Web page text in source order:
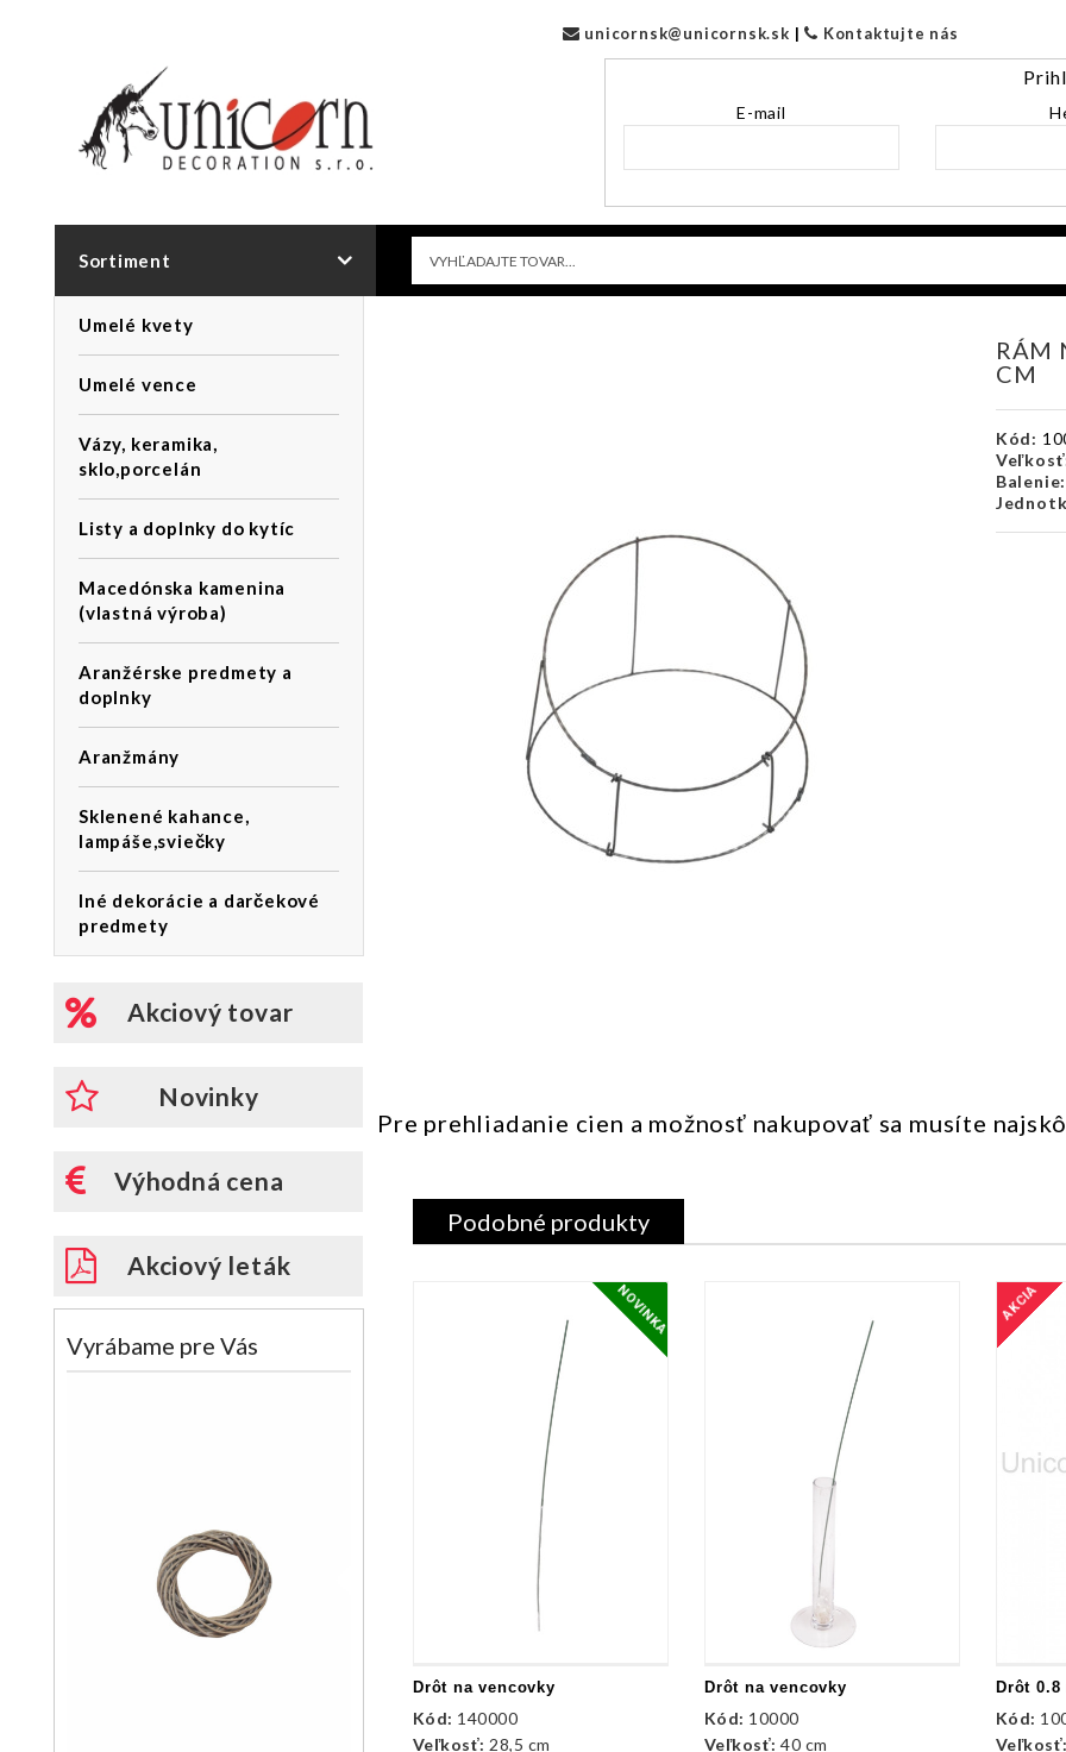
unicornsk@unicornsk.sk | Kontaktujte nás
E-mail
Sortiment
Umelé kvety
Umelé vence
Vázy, keramika,
sklo,porcelán
Listy a doplnky do kytíc
Macedónska kamenina
(vlastná výroba)
Aranžérske predmety a
doplnky
Aranžmány
Sklenené kahance,
lampáše,sviečky
Iné dekorácie a darčekové
predmety
Akciový tovar
Novinky
Výhodná cena
Akciový leták
Vyrábame pre Vás
RÁM
CM
Kód:
Balenie:
Pre prehliadanie cien a možnosť nakupovať sa musíte
Podobné produkty
NOVINKA
Drôt na vencovky
Kód: 140000
Veľkosť: 28,5 cm
Drôt na vencovky
Kód: 10000
Veľkosť:40 cm
AKCIA
Drôt
Kód:
Veľkosť: